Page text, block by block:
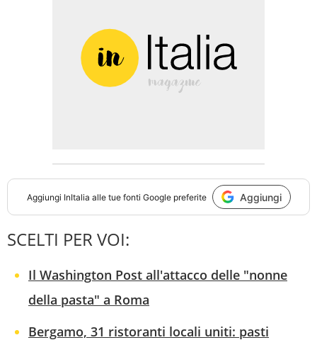
Aggiungi InItalia alle tue fonti Google preferite Aggiungi
SCELTI PER VOI:
Il Washington Post all'attacco delle "nonne
della pasta" a Roma
Bergamo, 31 ristoranti locali uniti: pasti